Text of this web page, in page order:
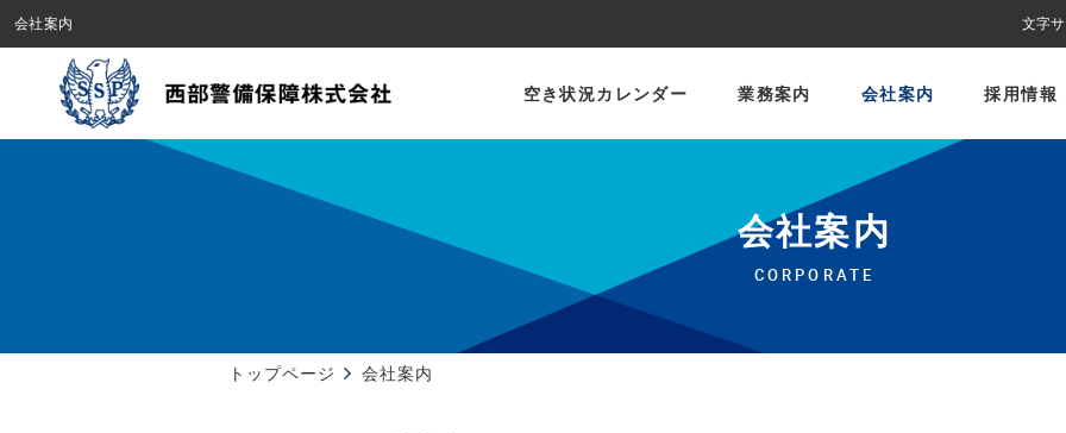
会社案内 文字
空き状況カレンダー 業務案内 会社案内 採用情報
会社案内
CORPORATE
トップページ 会社案内